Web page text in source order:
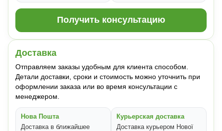
Получить консультацию
Доставка
Отправляем заказы удобным для клиента способом.
Детали доставки, сроки и стоимость можно уточнить при
оформлении заказа или во время консультации с
менеджером.
Нова Пошта
Доставка в ближайшее
Курьерская доставка
Доставка курьером Нової